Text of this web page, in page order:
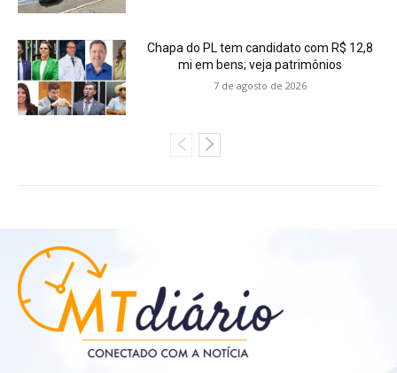
Chapa do PL tem candidato com R$ 12,8
mi em bens; veja patrimônios
7 de agosto de 2026